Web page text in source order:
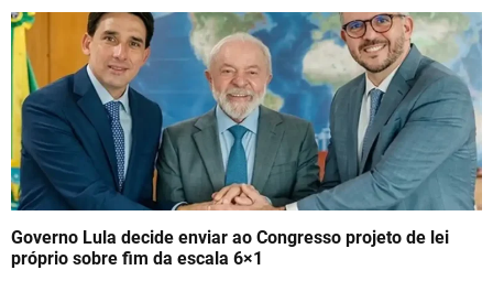
Governo Lula decide enviar ao Congresso projeto de lei
próprio sobre fim da escala 6×1